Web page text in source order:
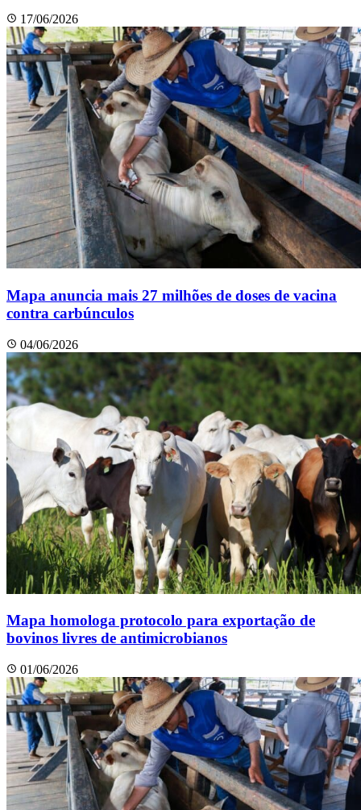
17/06/2026
Mapa anuncia mais 27 milhões de doses de vacina
contra carbúnculos
04/06/2026
Mapa homologa protocolo para exportação de
bovinos livres de antimicrobianos
01/06/2026